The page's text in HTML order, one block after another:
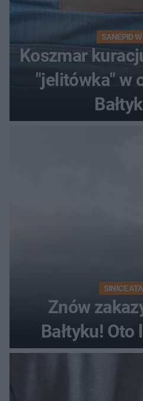
SANEPID
Koszmar
"jelitówka" w
SINICE
Znów
Bałtyku!